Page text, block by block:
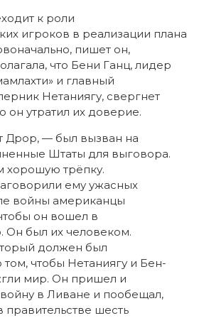
к роли
игроков в реализации плана
пишет он,
что Бени Ганц, лидер
и главный
Нетаниягу, свергнет
он утратил их доверие.
Дрор, — был вызван на
Штаты для выговора.
хорошую трёпку.
ему ужасных
войны американцы
он вошел в
Он был их человеком.
должен был
том, чтобы Нетаниягу и Бен-
мир. Он пришел и
в Ливане и пообещал,
правительстве шесть